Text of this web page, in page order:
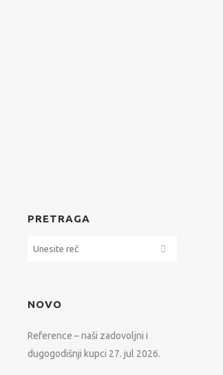
PRETRAGA
NOVO
Reference – naši zadovoljni i
dugogodišnji kupci 27. jul 2026.